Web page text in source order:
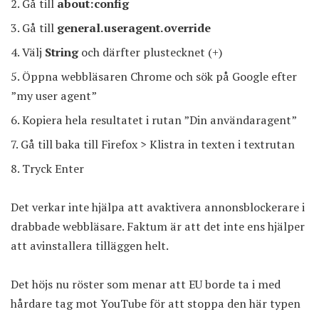
Gå till about:config
Gå till general.useragent.override
Välj Stringoch därfter plustecknet (+)
Öppna webbläsaren Chrome och sök på Google efter
”my user agent”
Kopiera hela resultatet i rutan ”Din användaragent”
Gå till baka till Firefox > Klistra in texten i textrutan
Tryck Enter
Det verkar inte hjälpa att avaktivera annonsblockerare i
drabbade webbläsare. Faktum är att det inte ens hjälper
att avinstallera tilläggen helt.
Det höjs nu röster som menar att EU borde ta i med
hårdare tag mot YouTube för att stoppa den här typen